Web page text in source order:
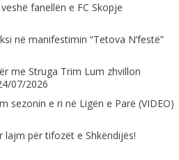
fanellën e FC Skopje
në manifestimin “Tetova N’festë”
me Struga Trim Lum zhvillon
07/2026
sezonin e ri në Ligën e Parë (VIDEO)
lajm për tifozët e Shkëndijës!